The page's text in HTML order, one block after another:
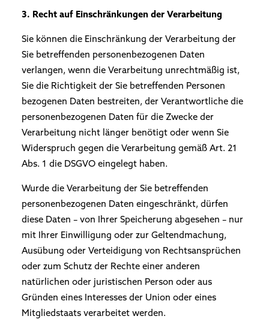
3. Recht auf Einschränkungen der Verarbeitung
Sie können die Einschränkung der Verarbeitung der
Sie betreffenden personenbezogenen Daten
verlangen, wenn die Verarbeitung unrechtmäßig ist,
Sie die Richtigkeit der Sie betreffenden Personen
bezogenen Daten bestreiten, der Verantwortliche die
personenbezogenen Daten für die Zwecke der
Verarbeitung nicht länger benötigt oder wenn Sie
Widerspruch gegen die Verarbeitung gemäß Art. 21
Abs. 1 die DSGVO eingelegt haben.
Wurde die Verarbeitung der Sie betreffenden
personenbezogenen Daten eingeschränkt, dürfen
diese Daten – von Ihrer Speicherung abgesehen – nur
mit Ihrer Einwilligung oder zur Geltendmachung,
Ausübung oder Verteidigung von Rechtsansprüchen
oder zum Schutz der Rechte einer anderen
natürlichen oder juristischen Person oder aus
Gründen eines Interesses der Union oder eines
Mitgliedstaats verarbeitet werden.